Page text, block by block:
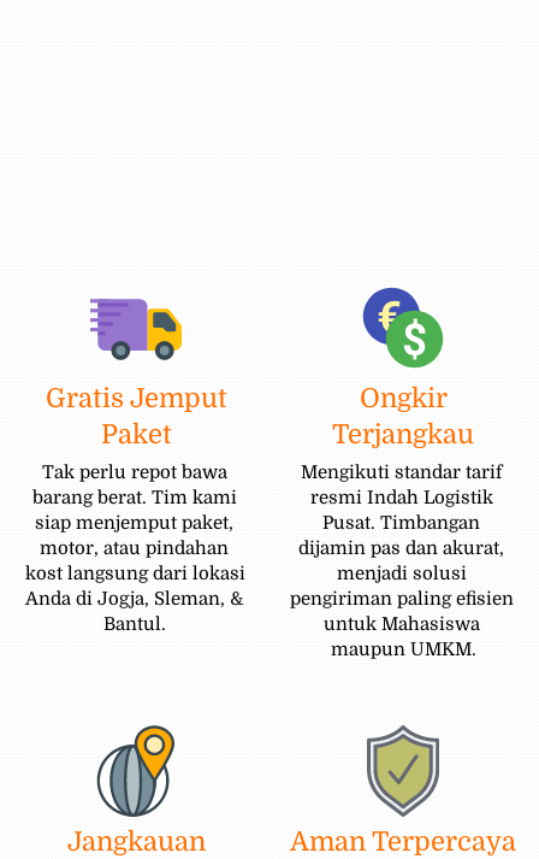
Gratis Jemput
Paket
Tak perlu repot bawa
barang berat. Tim kami
siap menjemput paket,
motor, atau pindahan
kost langsung dari lokasi
Anda di Jogja, Sleman, &
Bantul.
Ongkir
Terjangkau
Mengikuti standar tarif
resmi Indah Logistik
Pusat. Timbangan
dijamin pas dan akurat,
menjadi solusi
pengiriman paling efisien
untuk Mahasiswa
maupun UMKM.
Jangkauan
Aman Terpercaya